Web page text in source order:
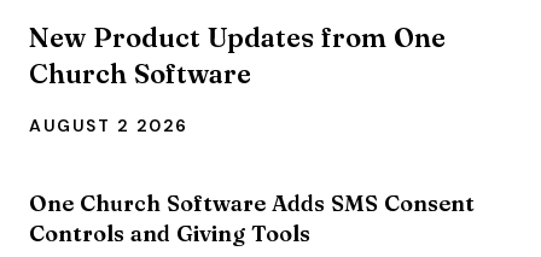
New Product Updates from One
Church Software
AUGUST 2 2026
One Church Software Adds SMS Consent
Controls and Giving Tools